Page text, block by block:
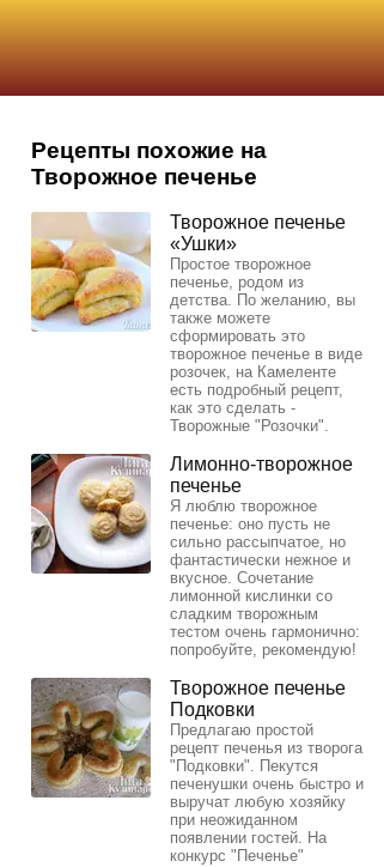
Рецепты похожие на
Творожное печенье
Творожное печенье
«Ушки»
Простое творожное
печенье, родом из
детства. По желанию, вы
также можете
сформировать это
творожное печенье в виде
розочек, на Камеленте
есть подробный рецепт,
как это сделать -
Творожные "Розочки".
Лимонно-творожное
печенье
Я люблю творожное
печенье: оно пусть не
сильно рассыпчатое, но
фантастически нежное и
вкусное. Сочетание
лимонной кислинки со
сладким творожным
тестом очень гармонично:
попробуйте, рекомендую!
Творожное печенье
Подковки
Предлагаю простой
рецепт печенья из творога
"Подковки". Пекутся
печенушки очень быстро и
выручат любую хозяйку
при неожиданном
появлении гостей. На
конкурс "Печенье"